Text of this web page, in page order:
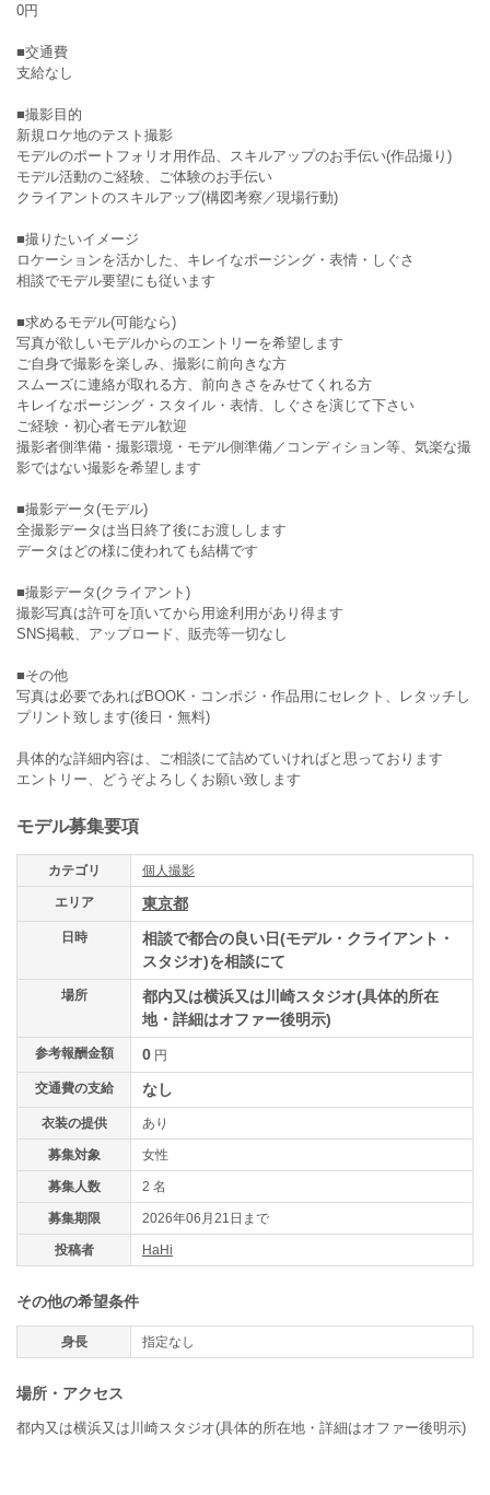
0円
■交通費
支給なし
■撮影目的
新規ロケ地のテスト撮影
モデルのポートフォリオ用作品、スキルアップのお手伝い(作品撮り)
モデル活動のご経験、ご体験のお手伝い
クライアントのスキルアップ(構図考察／現場行動)
■撮りたいイメージ
ロケーションを活かした、キレイなポージング・表情・しぐさ
相談でモデル要望にも従います
■求めるモデル(可能なら)
写真が欲しいモデルからのエントリーを希望します
ご自身で撮影を楽しみ、撮影に前向きな方
スムーズに連絡が取れる方、前向きさをみせてくれる方
キレイなポージング・スタイル・表情、しぐさを演じて下さい
ご経験・初心者モデル歓迎
撮影者側準備・撮影環境・モデル側準備／コンディション等、気楽な撮
影ではない撮影を希望します
■撮影データ(モデル)
全撮影データは当日終了後にお渡しします
データはどの様に使われても結構です
■撮影データ(クライアント)
撮影写真は許可を頂いてから用途利用があり得ます
SNS掲載、アップロード、販売等一切なし
■その他
写真は必要であればBOOK・コンポジ・作品用にセレクト、レタッチし
プリント致します(後日・無料)
具体的な詳細内容は、ご相談にて詰めていければと思っております
エントリー、どうぞよろしくお願い致します
モデル募集要項
カテゴリ 個人撮影
エリア 東京都
日時
相談で都合の良い日(モデル・クライアント・
スタジオ)を相談にて
場所
都内又は横浜又は川崎スタジオ(具体的所在
地・詳細はオファー後明示)
参考報酬金額 0 円
交通費の支給 なし
衣装の提供 あり
募集対象 女性
募集人数 2 名
募集期限 2026年06月21日まで
投稿者 HaHi
その他の希望条件
身長 指定なし
場所・アクセス
都内又は横浜又は川崎スタジオ(具体的所在地・詳細はオファー後明示)